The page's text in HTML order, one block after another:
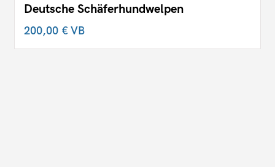
Deutsche Schäferhundwelpen
200,00 €VB